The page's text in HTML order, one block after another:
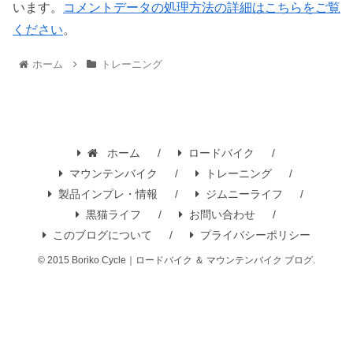
います。
コメントデータの処理方法の詳細はこちらをご覧
ください。
ホーム トレーニング
ホーム
ロードバイク
マウンテンバイク
トレーニング
製品インプレ・情報
ジムニーライフ
黒猫ライフ
お問い合わせ
このブログについて
プライバシーポリシー
© 2015 Boriko Cycle｜ロードバイク ＆ マウンテンバイク ブログ.